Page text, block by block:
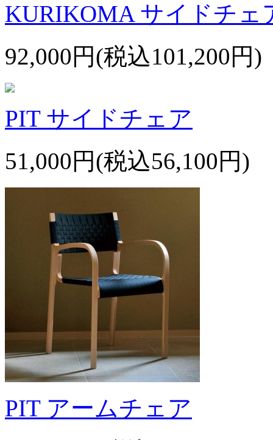
KURIKOMA サイドチェ
92,000円(税込101,200円)
PIT サイドチェア
51,000円(税込56,100円)
PIT アームチェア